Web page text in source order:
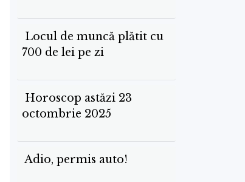
Locul de muncă plătit cu
700 de lei pe zi
Horoscop astăzi 23
octombrie 2025
Adio, permis auto!